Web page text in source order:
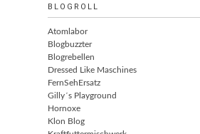
BLOGROLL
Atomlabor
Blogbuzzter
Blogrebellen
Dressed Like Maschines
FernSehErsatz
Gilly´s Playground
Hornoxe
Klon Blog